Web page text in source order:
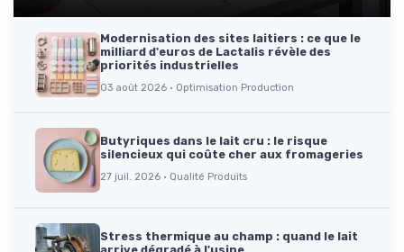
Modernisation des sites laitiers : ce que le
milliard d'euros de Lactalis révèle des
priorités industrielles
03 août 2026 · Optimisation Production
Butyriques dans le lait cru : le risque
silencieux qui coûte cher aux fromageries
27 juil. 2026 · Qualité Produits
Stress thermique au champ : quand le lait